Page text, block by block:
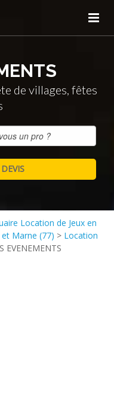
de villages, fêtes
Location de Jeux en
Marne (77) > Location
EVENEMENTS